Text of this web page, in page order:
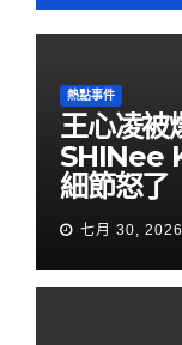
熱點事件
王心凌被
SHINee
細節怒了
七月 30, 2026